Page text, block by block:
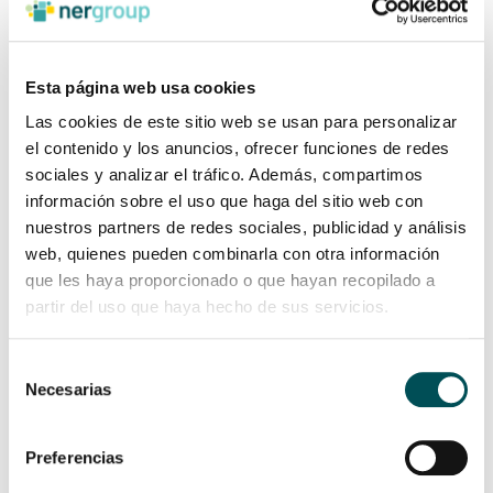
Esta página web usa cookies
Las cookies de este sitio web se usan para personalizar
el contenido y los anuncios, ofrecer funciones de redes
sociales y analizar el tráfico. Además, compartimos
información sobre el uso que haga del sitio web con
nuestros partners de redes sociales, publicidad y análisis
web, quienes pueden combinarla con otra información
que les haya proporcionado o que hayan recopilado a
partir del uso que haya hecho de sus servicios.
Necesarias
Preferencias
funcionar con plazos y todo ello genera mucho estrés por el
volumen de trabajo, la cantidad de información que tenemos
“Cuando lo consigues, el éxito es compartido pero cuando no
ocurre así sufres un chasco por haber dedicado muchas horas
de trabajo sin lograr el objetivo. Es un trabajo sordo que puede
resultar frustrante”, añade Goretti.
Compromiso y
corresponsabilidad
comunicación, dentro de nuestro equipo son fundamentales
coordinadores de organizaciones de Ner Group que mencionan
abiertamente al equipo de Nuevas Oportunidades como ejemplo